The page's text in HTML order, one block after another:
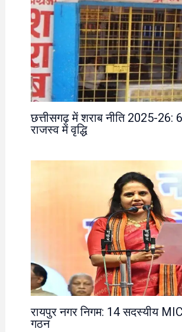
छत्तीसगढ़ में शराब नीति 2025-26:
राजस्व में वृद्धि
रायपुर नगर निगम: 14 सदस्यीय
गठन